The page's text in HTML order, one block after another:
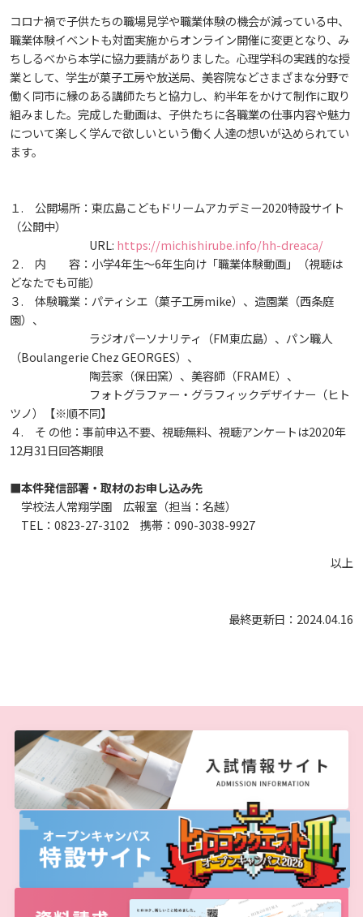
生）
アドミッション・ポリシー（2024～2026年度入学
生）
カリキュラム・ポリシー
カリキュラム・ポリシー（2024年度以降入学生）
カリキュラム・ポリシー（2023年度入学生）
カリキュラム・ポリシー（2016～2019年度保健医
療・総合リハ・医療福祉・医療経営・看護）
カリキュラム・ポリシー（2016～2019年度心理・
カリキュラム・ポリシー（2015年度以前入学生）
カリキュラム・ポリシー（大学院対象）
ディプロマ・ポリシー
ディプロマ・ポリシー（2024年度入学生）
ディプロマ・ポリシー（2016～2019年度入学生）
ディプロマ・ポリシー（2015年度以前入学生）
大学院ディプロマ・ポリシー（2024年度入学生）
大学院ディプロマ・ポリシー（2021～2023年度入
大学院ディプロマ・ポリシー（2020年度以前入学
生）
沿革
学園からのメッセージ
学長メッセージ
大学章と大学旗
UI（ユニバーシティ・アイデンティティ）
大学歌
学園・姉妹校のご案内
臨床教授制度について
学生生活支援について
就職支援について
動物実験に関する情報について
財務・事業計画等について
教職課程について
自己点検・評価
大学機関別認証評価
薬学部薬学科の自己点検・評価について
理学療法士・作業療法士教員資格及び教育内容等の
自己評価書
大学院薬学研究科 自己点検・評価報告書
文部科学省への設置認可・届出書類・履行状況報
高等教育の修学支援新制度
ガバナンス・コード
受講生授業アンケート結果
卒業生・進路先 調査結果
施設を動画で紹介
キャンパスの歴史を振り返る
心理臨床センター
宿泊施設
東広島キャンパス
呉キャンパス
基盤教育センター
講座のご案内
広国ドリル
入学予定者へのお知らせ
合格者の方へのメッセージ
ビジュランクラウド
広国IPEとは
広国IPEの授業について
広国IPE用語集
情報メディアラーニングセンター
情報端末の必携化について
図書館
利用案内
電子ブック・電子ジャーナルなど
電子ジャーナルをさがす
学外からのつかいかた
看護師・保健師国家試験対策
活動とイベント
学内ネットワークの概要
広国LMS
ラーニング・コモンズ
メディア掲載情報
SNS公式アカウント
SDGsについて
交通アクセス
学園・姉妹校のご案内
お問い合わせ
看護学部
薬学部
医療経営学専攻
心理学専攻
看護学専攻
薬学研究科
助産学専攻科
エクステンション講座
開講講座
受講申込方法
就職データ
キャリア支援係利用案内
研究者要覧
研究者情報（学会賞・研究者インタビュー）
公的研究費の責任体系について
研究倫理
連携・協定について
研究情報の公開について（オプトアウト）
公開講座
公開講座
公開講座 過去の開講コース
高大連携
子ども向け体験講座
子ども向け体験講座 過去の開講コース
科目等履修生制度
広島国際大学Town＆Gownoffice東広島
健幸ステーション
広国市民大学
広国市民大学とは
広国市民大学（市民カレッジ）学生募集
広国市民大学（地域交流カレッジ）学生募集
しあわせ健康センター
大学見学・体験をご希望の方（一般の団体様）
地域連携に関するご意見募集
国際交流
国際化ビジョン
海外研修情報
学生短期海外研修
海外専門研修
国際交流イベント
アジア介護・福祉教育研修センター
アクセス
JP（日本語） EN（英語） CH（中国語）
コロナ禍で子供たちの職場見学や職業体験の機会が減っている中、
職業体験イベントも対面実施からオンライン開催に変更となり、み
ちしるべから本学に協力要請がありました。心理学科の実践的な授
業として、学生が菓子工房や放送局、美容院などさまざまな分野で
働く同市に縁のある講師たちと協力し、約半年をかけて制作に取り
組みました。完成した動画は、子供たちに各職業の仕事内容や魅力
について楽しく学んで欲しいという働く人達の想いが込められてい
ます。
１. 公開場所：東広島こどもドリームアカデミー2020特設サイト
（公開中）
URL: https://michishirube.info/hh-dreaca/
２. 内 容：小学4年生～6年生向け「職業体験動画」（視聴は
どなたでも可能）
３. 体験職業：パティシエ（菓子工房mike）、造園業（西条庭
園）、
ラジオパーソナリティ（FM東広島）、パン職人
（Boulangerie Chez GEORGES）、
陶芸家（保田窯）、美容師（FRAME）、
フォトグラファー・グラフィックデザイナー（ヒト
ツノ）【※順不同】
４. そ の他：事前申込不要、視聴無料、視聴アンケートは2020年
12月31日回答期限
■本件発信部署・取材のお申し込み先
学校法人常翔学園 広報室（担当：名越）
TEL：0823-27-3102 携帯：090-3038-9927
以上
最終更新日：2024.04.16
2018
2017
2016
2015
2014
2013
2011
2009
2022
2021